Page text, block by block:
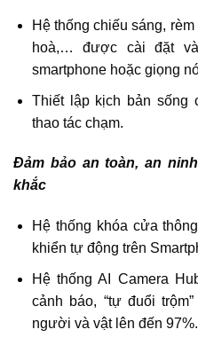
Hệ thống chiếu sáng,
hoà,… được cài đặt
smartphone hoặc giọng
Thiết lập kịch bản sống
thao tác chạm.
Đảm bảo an toàn, an
khắc
Hệ thống khóa cửa
khiển tự động trên
Hệ thống AI Camera
cảnh báo, “tự đuổi
người và vật lên đến 97%.